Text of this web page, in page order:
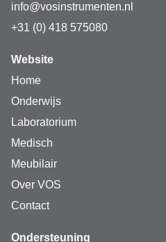
info@vosinstrumenten.nl
+31 (0) 418 575080
Website
Home
Onderwijs
Laboratorium
Medisch
Meubilair
Over VOS
Contact
Ondersteuning